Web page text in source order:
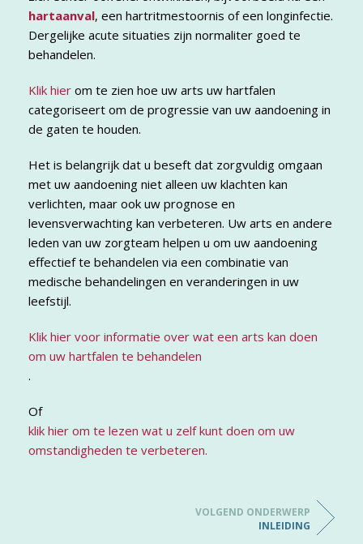
hartaanval, een hartritmestoornis of een longinfectie.
Dergelijke acute situaties zijn normaliter goed te
behandelen.
Klik hier om te zien hoe uw arts uw hartfalen
categoriseert om de progressie van uw aandoening in
de gaten te houden.
Het is belangrijk dat u beseft dat zorgvuldig omgaan
met uw aandoening niet alleen uw klachten kan
verlichten, maar ook uw prognose en
levensverwachting kan verbeteren. Uw arts en andere
leden van uw zorgteam helpen u om uw aandoening
effectief te behandelen via een combinatie van
medische behandelingen en veranderingen in uw
leefstijl.
Klik hier voor informatie over wat een arts kan doen
om uw hartfalen te behandelen
.
Of
klik hier om te lezen wat u zelf kunt doen om uw
omstandigheden te verbeteren.
VOLGEND ONDERWERP
INLEIDING